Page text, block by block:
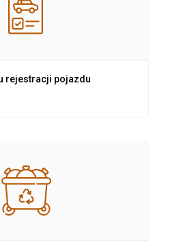
rejestracji pojazdu